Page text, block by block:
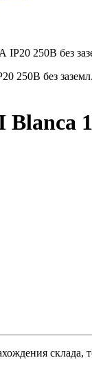
IP20 250В без
склада,